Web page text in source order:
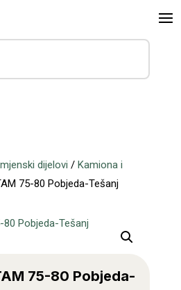
dijelovi / Kamiona i
75-80 Pobjeda-Tešanj
75-80 Pobjeda-